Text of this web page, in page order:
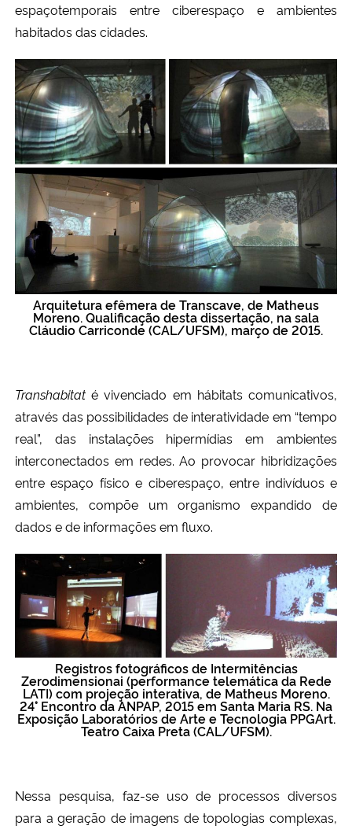
espaçotemporais entre ciberespaço e ambientes
habitados das cidades.
Arquitetura efêmera de Transcave, de Matheus
Moreno. Qualificação desta dissertação, na sala
Cláudio Carriconde (CAL/UFSM), março de 2015.
Transhabitaté vivenciado em hábitats comunicativos,
através das possibilidades de interatividade em “tempo
real”, das instalações hipermídias em ambientes
interconectados em redes. Ao provocar hibridizações
entre espaço físico e ciberespaço, entre indivíduos e
ambientes, compõe um organismo expandido de
dados e de informações em fluxo.
Registros fotográficos de Intermitências
Zerodimensionai (performance telemática da Rede
LATI) com projeção interativa, de Matheus Moreno.
24° Encontro da ANPAP, 2015 em Santa Maria RS. Na
Exposição Laboratórios de Arte e Tecnologia PPGArt.
Teatro Caixa Preta (CAL/UFSM).
Nessa pesquisa, faz-se uso de processos diversos
para a geração de imagens de topologias complexas,